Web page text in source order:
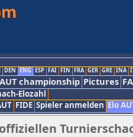
DEN ENG ESP FAI FIN FRA GER GRE INA
AUT championship Pictures
Elozahl
FIDE Spieler anmelden Elo